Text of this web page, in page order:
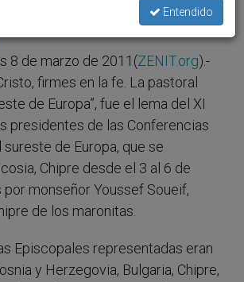
r
8 de marzo de 2011(ZENIT.org).-
firmes en la fe. La pastoral
de Europa”, fue el lema del XI
presidentes de las Conferencias
de Europa, que se
Chipre desde el 3 al 6 de
monseñor Youssef Soueif,
de los maronitas.
Episcopales representadas eran
y Herzegovia, Bulgaria, Chipre,
Entendido